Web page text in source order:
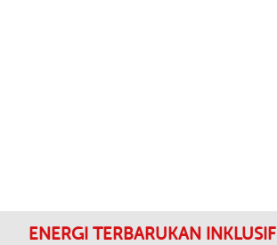
ENERGI TERBARUKAN INKLUSIF